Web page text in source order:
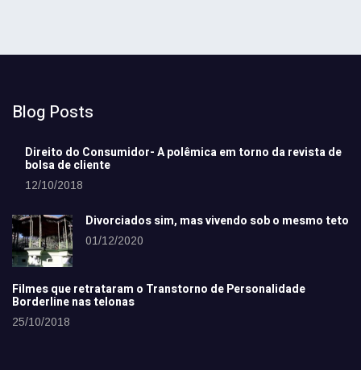
Blog Posts
Direito do Consumidor- A polêmica em torno da revista de
bolsa de cliente
12/10/2018
Divorciados sim, mas vivendo sob o mesmo teto
01/12/2020
Filmes que retrataram o Transtorno de Personalidade
Borderline nas telonas
25/10/2018